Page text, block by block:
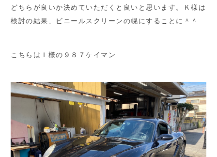
どちらが良いか決めていただくと良いと思います。Ｋ様は
検討の結果、ビニールスクリーンの幌にすることに＾＾
こちらはＩ様の９８７ケイマン